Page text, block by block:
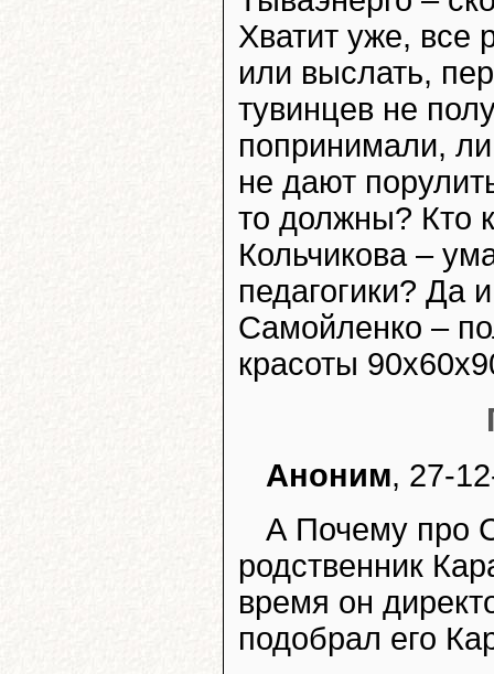
Хватит уже, все
или выслать,
тувинцев не
попринимали,
не дают
то должны? Кто
Кольчикова –
педагогики? Да
Самойленко –
красоты
Аноним, 27-
А Почему про
родственник
время он
подобрал его